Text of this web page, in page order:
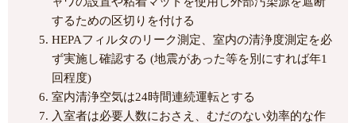
するための区切りを付ける
HEPAフィルタのリーク測定、室内の清浄度測定を必
ず実施し確認する (地震があった等を別にすれば年1
回程度)
室内清浄空気は24時間連続運転とする
入室者は必要人数におさえ、むだのない効率的な作